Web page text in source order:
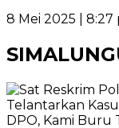
8 Mei 2025 | 8:27